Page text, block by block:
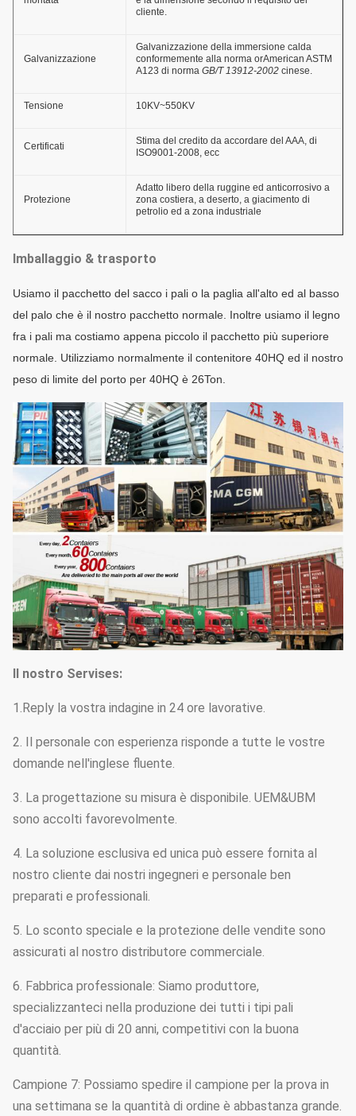
cliente.
Galvanizzazione
Galvanizzazione della immersione calda
conformemente alla norma orAmerican ASTM
A123 di norma GB/T 13912-2002 cinese.
Tensione 10KV~550KV
Certificati
Stima del credito da accordare del AAA, di
ISO9001-2008, ecc
Protezione
Adatto libero della ruggine ed anticorrosivo a
zona costiera, a deserto, a giacimento di
petrolio ed a zona industriale
Imballaggio & trasporto
Usiamo il pacchetto del sacco i pali o la paglia all'alto ed al basso
del palo che è il nostro pacchetto normale. Inoltre usiamo il legno
fra i pali ma costiamo appena piccolo il pacchetto più superiore
normale. Utilizziamo normalmente il contenitore 40HQ ed il nostro
peso di limite del porto per 40HQ è 26Ton.
Il nostro Servises:
1.Reply la vostra indagine in 24 ore lavorative.
2. Il personale con esperienza risponde a tutte le vostre
domande nell'inglese fluente.
3. La progettazione su misura è disponibile. UEM&UBM
sono accolti favorevolmente.
4. La soluzione esclusiva ed unica può essere fornita al
nostro cliente dai nostri ingegneri e personale ben
preparati e professionali.
5. Lo sconto speciale e la protezione delle vendite sono
assicurati al nostro distributore commerciale.
6. Fabbrica professionale: Siamo produttore,
specializzanteci nella produzione dei tutti i tipi pali
d'acciaio per più di 20 anni, competitivi con la buona
quantità.
Campione 7: Possiamo spedire il campione per la prova in
una settimana se la quantità di ordine è abbastanza grande.